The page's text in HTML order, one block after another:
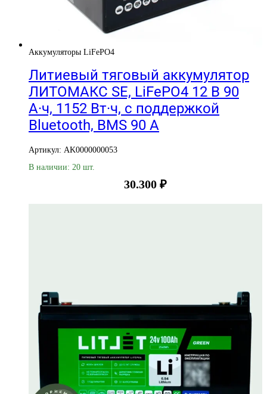
Аккумуляторы LiFePO4
Литиевый тяговый аккумулятор
ЛИТОМАКС SE, LiFePO4 12 В 90
А·ч, 1152 Вт·ч, с поддержкой
Bluetooth, BMS 90 А
Артикул: AK0000000053
В наличии: 20 шт.
30.300 ₽